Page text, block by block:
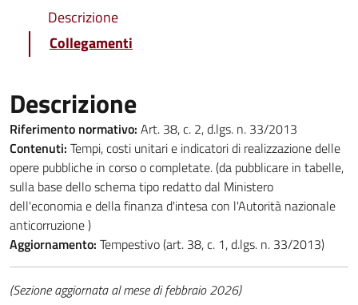
Descrizione
Collegamenti
Descrizione
Riferimento normativo: Art. 38, c. 2, d.lgs. n. 33/2013
Contenuti: Tempi, costi unitari e indicatori di realizzazione delle
opere pubbliche in corso o completate. (da pubblicare in tabelle,
sulla base dello schema tipo redatto dal Ministero
dell'economia e della finanza d'intesa con l'Autorità nazionale
anticorruzione )
Aggiornamento: Tempestivo (art. 38, c. 1, d.lgs. n. 33/2013)
(Sezione aggiornata al mese di febbraio 2026)